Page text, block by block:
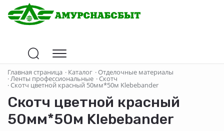
Главная страница · Каталог ·Отделочные материалы
·Ленты профессиональные ·Скотч
·Скотч цветной красный 50мм*50м Klebebander
Скотч цветной красный
50мм*50м Klebebander